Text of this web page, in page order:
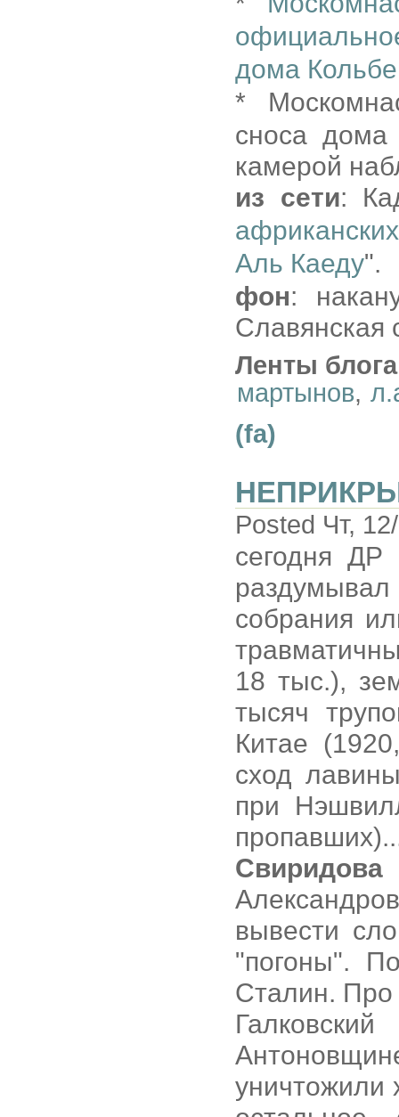
дома Кольбе
*
сноса
камерой
из сети:
Аль Каеду".
фон:
Славянская
Ленты
мартынов,
(fa)
Posted Чт,
сегодня ДР
раздумывал
собрания
18 тыс.),
тысяч
Китае
сход
при
Свиридова
вывести
"погоны".
Сталин.
уничтожили